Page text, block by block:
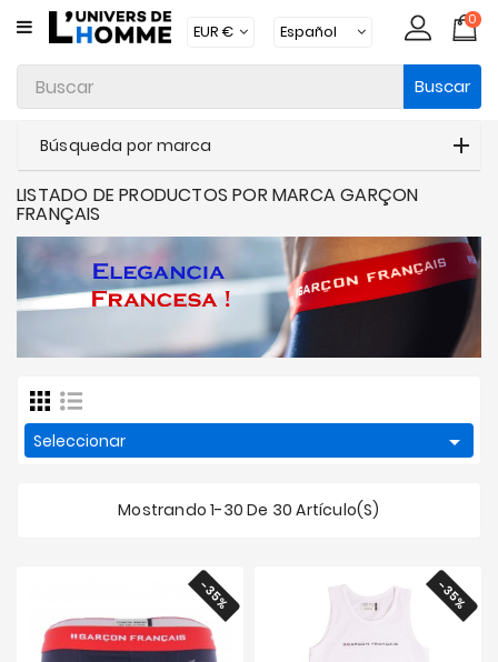
CATEGORÍA
Ropa
Interior
Ropa
Moda
Baño
Loungewear
Accesorios
Calcetines
Packs
Brands
0
Buscar
Búsqueda por marca
LISTADO DE PRODUCTOS POR MARCA GARÇON
FRANÇAIS
Seleccionar 
Mostrando 1-30 De 30 Artículo(s)
-35% -35%